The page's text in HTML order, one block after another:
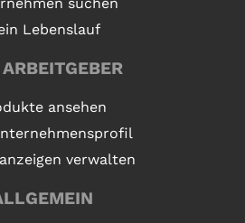
suchen
Lebenslauf
ansehen
verwalten